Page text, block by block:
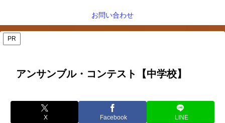
お問い合わせ
PR
アンサンブル・コンテスト【中学校】
X Facebook LINE